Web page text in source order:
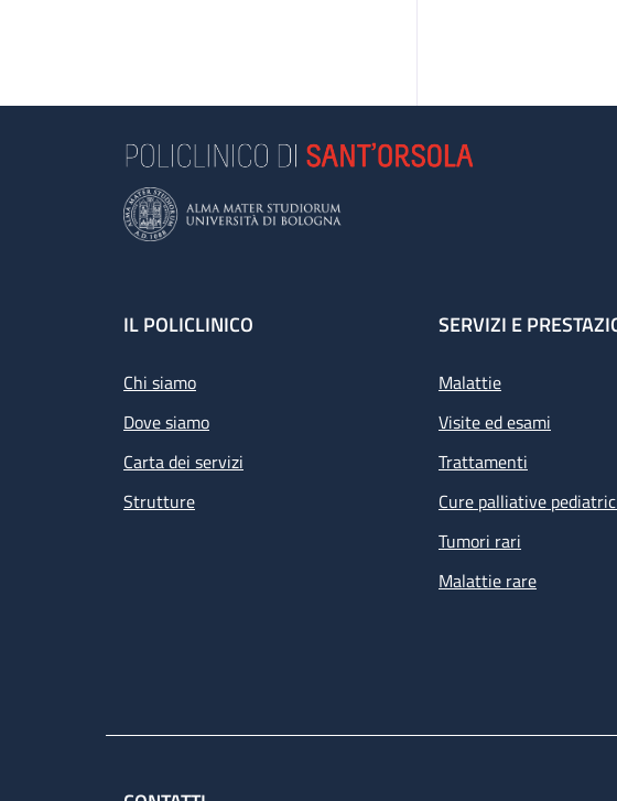
Footer
IL POLICLINICO
Chi siamo
Dove siamo
Carta dei servizi
Strutture
SERVIZI E
Malattie
Visite ed esami
Trattamenti
Cure palliative
Tumori rari
Malattie rare